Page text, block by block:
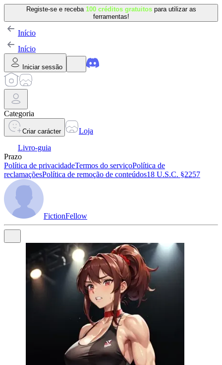
Registe-se e receba 100 créditos gratuitos para utilizar as
ferramentas!
Início
Início
Iniciar sessão
Categoria
Criar carácter
Loja
Livro-guia
Prazo
Política de privacidadeTermos do serviçoPolítica de
reclamaçõesPolítica de remoção de conteúdos18 U.S.C. §2257
FictionFellow